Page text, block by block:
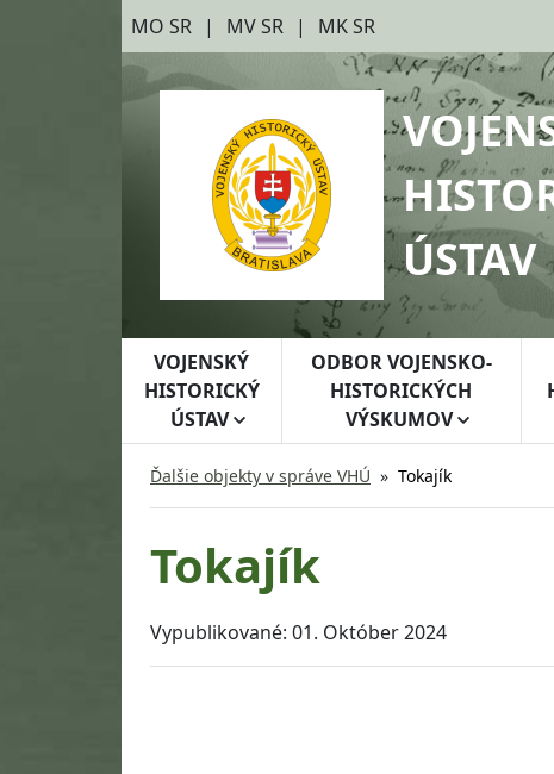
Preskočiť na hlavný obsah
Preskočiť na bočnú lištu
MO SR MV SR MK SR
ÚSTAV
VOJENSKÝ
HISTORICKÝ
ÚSTAV
ODBOR VOJENSKO-
HISTORICKÝCH
VÝSKUMOV
Ďalšie objekty v správe VHÚ Tokajík
Tokajík
Vypublikované: 01. Október 2024